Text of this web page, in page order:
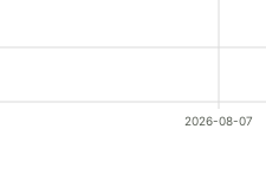
2026-08-07